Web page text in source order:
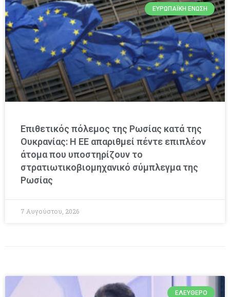
ΕΥΡΩΠΑΪΚΉ ΈΝΩΣΗ
Επιθετικός πόλεμος της Ρωσίας κατά της
Ουκρανίας: Η ΕΕ απαριθμεί πέντε επιπλέον
άτομα που υποστηρίζουν το
στρατιωτικοβιομηχανικό σύμπλεγμα της
Ρωσίας
7 Αυγούστου, 2026
ΕΛΕΎΘΕΡΟ